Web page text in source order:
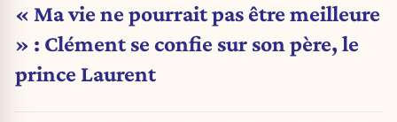
« Ma vie ne pourrait pas être meilleure
» : Clément se confie sur son père, le
prince Laurent